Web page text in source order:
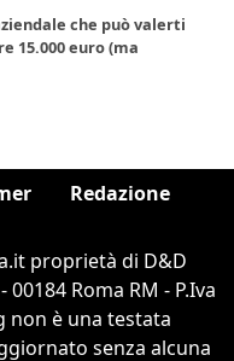
che può valerti
15.000 euro (ma
Redazione
proprietà di D&D
Roma RM - P.Iva
non è una testata
senza alcuna